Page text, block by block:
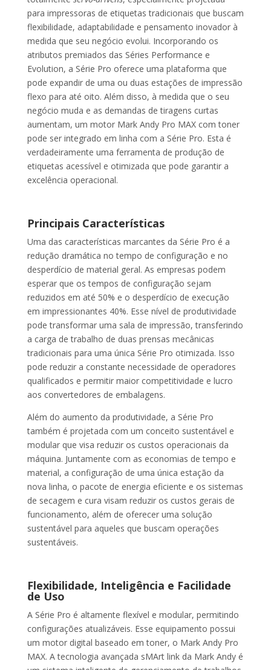
para impressoras de etiquetas tradicionais que buscam
flexibilidade, adaptabilidade e pensamento inovador à
medida que seu negócio evolui. Incorporando os
atributos premiados das Séries Performance e
Evolution, a Série Pro oferece uma plataforma que
pode expandir de uma ou duas estações de impressão
flexo para até oito. Além disso, à medida que o seu
negócio muda e as demandas de tiragens curtas
aumentam, um motor Mark Andy Pro MAX com toner
pode ser integrado em linha com a Série Pro. Esta é
verdadeiramente uma ferramenta de produção de
etiquetas acessível e otimizada que pode garantir a
excelência operacional.
Principais Características
Uma das características marcantes da Série Pro é a
redução dramática no tempo de configuração e no
desperdício de material geral. As empresas podem
esperar que os tempos de configuração sejam
reduzidos em até 50% e o desperdício de execução
em impressionantes 40%. Esse nível de produtividade
pode transformar uma sala de impressão, transferindo
a carga de trabalho de duas prensas mecânicas
tradicionais para uma única Série Pro otimizada. Isso
pode reduzir a constante necessidade de operadores
qualificados e permitir maior competitividade e lucro
aos convertedores de embalagens.
Além do aumento da produtividade, a Série Pro
também é projetada com um conceito sustentável e
modular que visa reduzir os custos operacionais da
máquina. Juntamente com as economias de tempo e
material, a configuração de uma única estação da
nova linha, o pacote de energia eficiente e os sistemas
de secagem e cura visam reduzir os custos gerais de
funcionamento, além de oferecer uma solução
sustentável para aqueles que buscam operações
sustentáveis.
Flexibilidade, Inteligência e Facilidade
de Uso
A Série Pro é altamente flexível e modular, permitindo
configurações atualizáveis. Esse equipamento possui
um motor digital baseado em toner, o Mark Andy Pro
MAX. A tecnologia avançada sMArt link da Mark Andy é